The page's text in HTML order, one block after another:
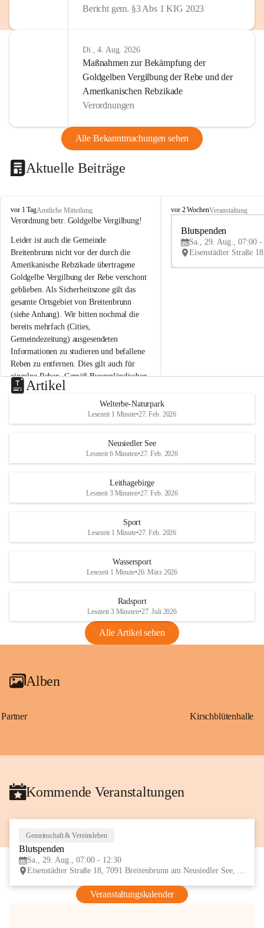
Bericht gem. §3 Abs 1 KIG 2023
Di., 4. Aug. 2026
Maßnahmen zur Bekämpfung der
Goldgelben Vergilbung der Rebe und der
Amerikanischen Rebzikade
Verordnungen
Alle Bekanntmachungen sehen
Aktuelle Beiträge
B
r
i
t
e
n
b
r
u
n
n
a
m
N
e
u
s
d
S
vor 1 TagAmtliche Mitteilung
Verordnung betr. Goldgelbe Vergilbung!
Leider ist auch die Gemeinde
Breitenbrunn nicht vor der durch die
Amerikanische Rebzikade übertragene
Goldgelbe Vergilbung der Rebe verschont
geblieben. Als Sicherheitszone gilt das
gesamte Ortsgebiet von Breitenbrunn
(siehe Anhang). Wir bitten nochmal die
bereits mehrfach (Cities,
Gemeindezeitung) ausgesendeten
Informationen zu studieren und befallene
Reben zu entfernen. Dies gilt auch für
einzelne Reben. Gemäß Burgenländischen
Weinbaugesetz sind nicht gepflegte oder
unzulässige Weingärten zu roden! Bitte
helfen wir zusammen um unsere Winzer
vor den prognostizierten Ernteausfällen
und den daraus folgenden wirtschaftlichen
Maßnahmen zur Bekämpfung
Rebe und der Amerikanischen
Anhang VBl. EU Nr. 18
1 Seite•1,4 MB
VBl. EU Nr. 18_2026
B
e
u
e
d
r
S
vor 2 WochenVeranstaltung
Blutspenden
Sa., 29. Aug., 07:00 -
Artikel
Welterbe-Naturpark
Lesezeit 1 Minute•27. Feb. 2026
Neusiedler See
Lesezeit 6 Minuten•27. Feb. 2026
Leithagebirge
Lesezeit 3 Minuten•27. Feb. 2026
Sport
Lesezeit 1 Minute•27. Feb. 2026
Wassersport
Lesezeit 1 Minute•26. März 2026
Radsport
Lesezeit 3 Minuten•27. Juli 2026
Alle Artikel sehen
Alben
Partner Kirschblütenhalle
Kommende Veranstaltungen
Gemeinschaft & Vereinsleben
Blutspenden
Sa., 29. Aug., 07:00 - 12:30
Eisenstädter Straße 18, 7091 Breitenbrunn am Neusiedler See, AUT
Veranstaltungskalender